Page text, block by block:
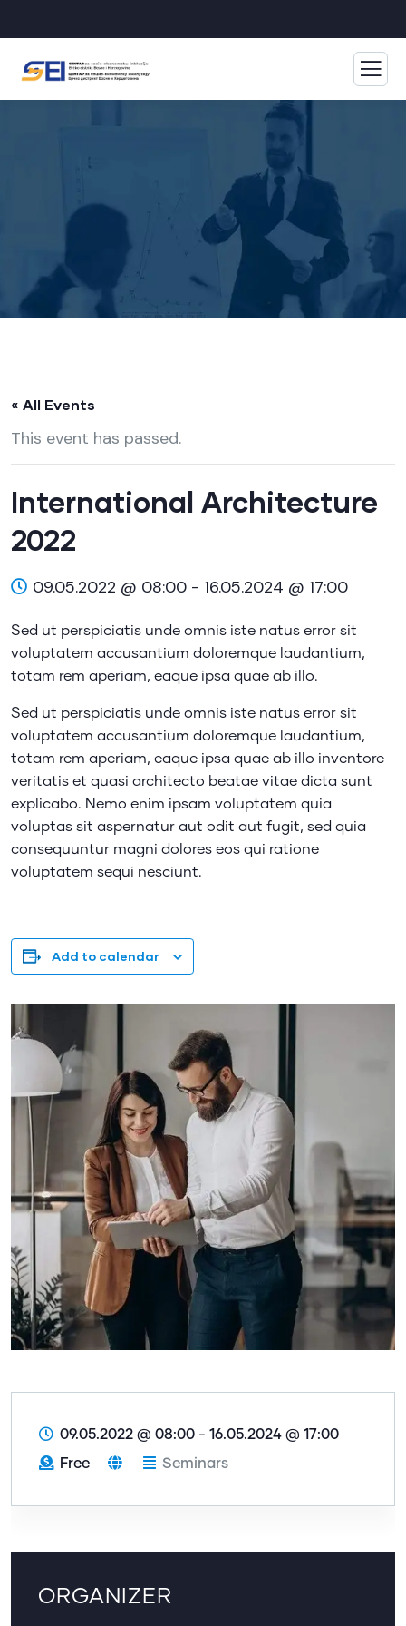
« All Events
This event has passed.
International Architecture
2022
09.05.2022 @ 08:00 - 16.05.2024 @ 17:00
Sed ut perspiciatis unde omnis iste natus error sit
voluptatem accusantium doloremque laudantium,
totam rem aperiam, eaque ipsa quae ab illo.
Sed ut perspiciatis unde omnis iste natus error sit
voluptatem accusantium doloremque laudantium,
totam rem aperiam, eaque ipsa quae ab illo inventore
veritatis et quasi architecto beatae vitae dicta sunt
explicabo. Nemo enim ipsam voluptatem quia
voluptas sit aspernatur aut odit aut fugit, sed quia
consequuntur magni dolores eos qui ratione
voluptatem sequi nesciunt.
Add to calendar
09.05.2022 @ 08:00 - 16.05.2024 @ 17:00
Free
Seminars
ORGANIZER